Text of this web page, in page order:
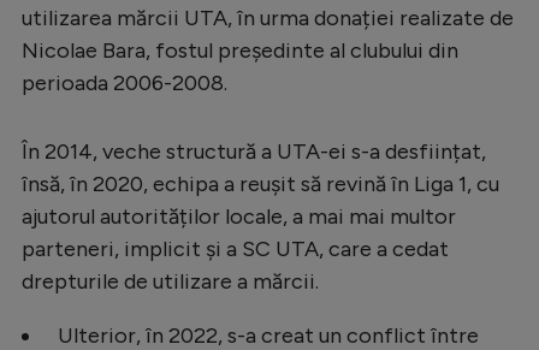
Stranieri
Clasamente
Tenis
Handbal
Natație
utilizarea mărcii UTA, în urma donației realizate de
Nicolae Bara, fostul președinte al clubului din
perioada 2006-2008.
În 2014, veche structură a UTA-ei s-a desființat,
însă, în 2020, echipa a reușit să revină în Liga 1, cu
ajutorul autorităților locale, a mai mai multor
parteneri, implicit și a SC UTA, care a cedat
drepturile de utilizare a mărcii.
Ulterior, în 2022, s-a creat un conflict între